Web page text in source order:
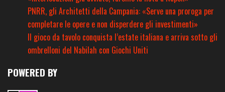
PNRR, gli Architetti della Campania: «Serve una proroga per
completare le opere e non disperdere gli investimenti»
Il gioco da tavolo conquista l’estate italiana e arriva sotto gli
ombrelloni del Nabilah con Giochi Uniti
POWERED BY